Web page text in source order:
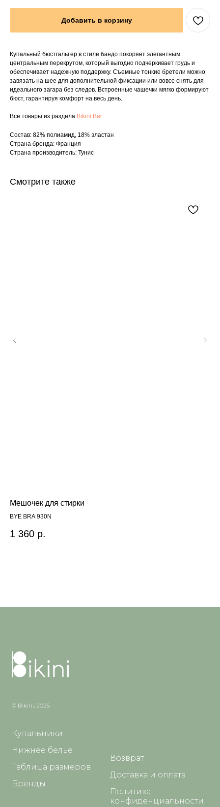
Добавить в корзину
Купальный бюстгальтер в стиле бандо покоряет элегантным
центральным перекрутом, который выгодно подчеркивает грудь и
обеспечивает надежную поддержку. Съемные тонкие бретели можно
завязать на шее для дополнительной фиксации или вовсе снять для
идеального загара без следов. Встроенные чашечки мягко формируют
бюст, гарантируя комфорт на весь день.
Все товары из раздела Bikini Bar
Состав: 82% полиамид, 18% эластан
Страна бренда: Франция
Страна производитель: Тунис
Смотрите также
Мешочек для стирки
BYE BRA 930N
1 360 р.
© Bikini, 2025
Купальники
Нижнее белье
Таблица размеров
Бренды
Возврат
Доставка и оплата
Политика
конфиденциальности